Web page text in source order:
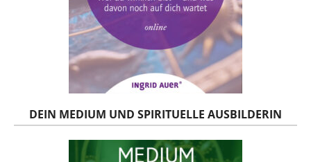
DEIN MEDIUM UND SPIRITUELLE AUSBILDERIN